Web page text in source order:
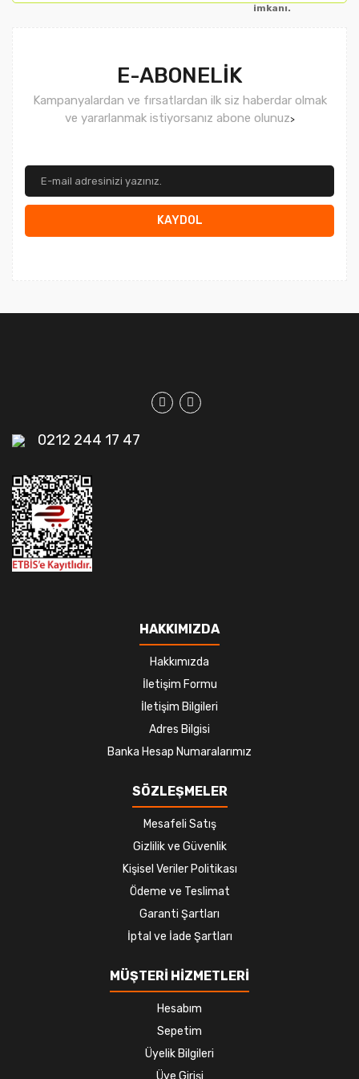
imkanı.
E-ABONELİK
Kampanyalardan ve fırsatlardan ilk siz haberdar olmak
ve yararlanmak istiyorsanız abone olunuz>
KAYDOL
0212 244 17 47
HAKKIMIZDA
Hakkımızda
İletişim Formu
İletişim Bilgileri
Adres Bilgisi
Banka Hesap Numaralarımız
SÖZLEŞMELER
Mesafeli Satış
Gizlilik ve Güvenlik
Kişisel Veriler Politikası
Ödeme ve Teslimat
Garanti Şartları
İptal ve İade Şartları
MÜŞTERİ HİZMETLERİ
Hesabım
Sepetim
Üyelik Bilgileri
Üye Girişi